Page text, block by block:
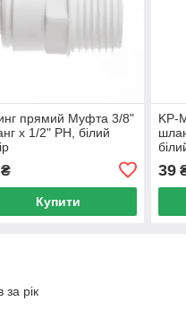
прямий Муфта 3/8"
х 1/2" РН, білий
Купити
KP-
39
за рік